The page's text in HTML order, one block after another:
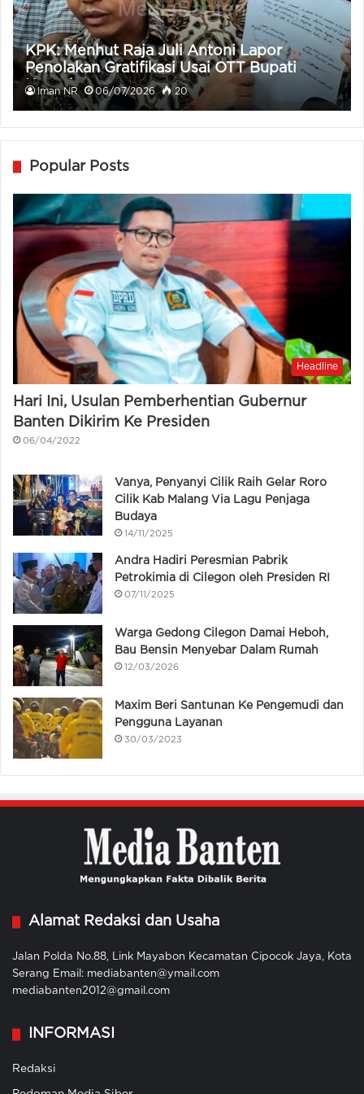
KPK: Menhut Raja Juli Antoni Lapor
Penolakan Gratifikasi Usai OTT Bupati
Kuansing
Iman NR 06/07/2026 20
Popular Posts
Headline
Hari Ini, Usulan Pemberhentian Gubernur
Banten Dikirim Ke Presiden
06/04/2022
Vanya, Penyanyi Cilik Raih Gelar Roro
Cilik Kab Malang Via Lagu Penjaga
Budaya
14/11/2025
Andra Hadiri Peresmian Pabrik
Petrokimia di Cilegon oleh Presiden RI
07/11/2025
Warga Gedong Cilegon Damai Heboh,
Bau Bensin Menyebar Dalam Rumah
12/03/2026
Maxim Beri Santunan Ke Pengemudi dan
Pengguna Layanan
30/03/2023
Alamat Redaksi dan Usaha
Jalan Polda No.88, Link Mayabon Kecamatan Cipocok Jaya, Kota
Serang Email: mediabanten@ymail.com
mediabanten2012@gmail.com
INFORMASI
Redaksi